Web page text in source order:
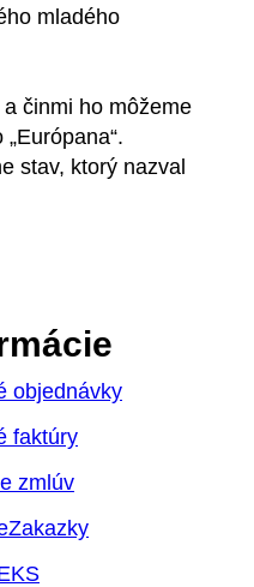
mladého
činmi ho môžeme
stav, ktorý nazval
objednávky
faktúry
zmlúv